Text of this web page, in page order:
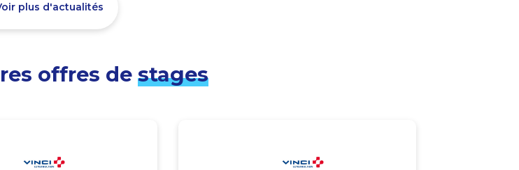
plus d'actualités
offres de stages